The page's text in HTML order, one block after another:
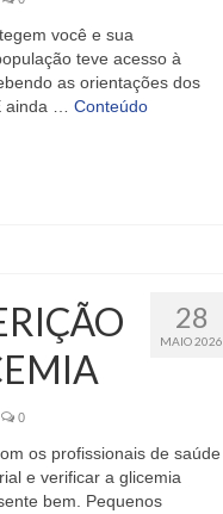
você e sua
teve acesso à
as orientações dos
ainda … Conteúdo
28
MAIO 2026
0
os profissionais de saúde
e verificar a glicemia
bem. Pequenos